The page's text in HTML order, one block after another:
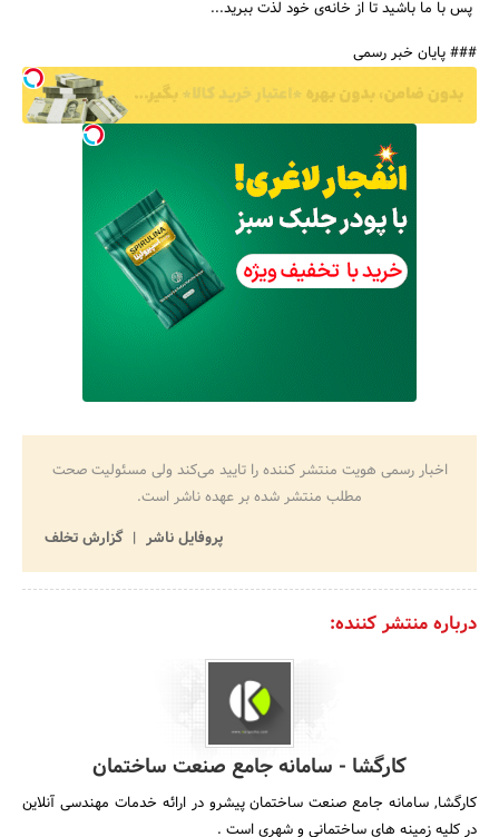
پس با ما باشید تا از خانه‌ی خود لذت ببرید...
### پایان خبر رسمی
اخبار رسمی هویت منتشر کننده را تایید می‌کند ولی مسئولیت صحت
مطلب منتشر شده بر عهده ناشر است.
پروفایل ناشر
گزارش تخلف
درباره منتشر کننده:
کارگشا - سامانه جامع صنعت ساختمان
کارگشا, سامانه جامع صنعت ساختمان پیشرو در ارائه خدمات مهندسی آنلاین
در کلیه زمینه های ساختمانی و شهری است .